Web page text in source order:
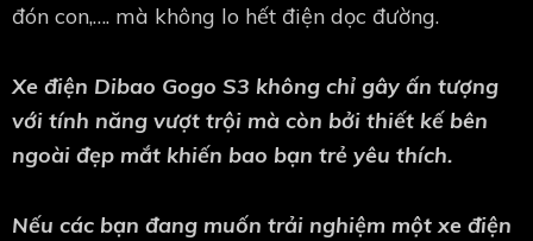
đón con,…. mà không lo hết điện dọc đường.
Xe điện Dibao Gogo S3 không chỉ gây ấn tượng
với tính năng vượt trội mà còn bởi thiết kế bên
ngoài đẹp mắt khiến bao bạn trẻ yêu thích.
Nếu các bạn đang muốn trải nghiệm một xe điện